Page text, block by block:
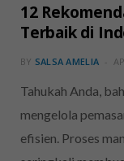
12
Terbaik di
BY SALSA AMELIA
Tahukah Anda,
mengelola
efisien. Proses